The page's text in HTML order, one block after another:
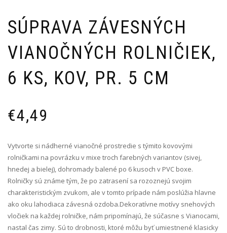
SÚPRAVA ZÁVESNÝCH
VIANOČNÝCH ROLNIČIEK,
6 KS, KOV, PR. 5 CM
€4,49
Vytvorte si nádherné vianočné prostredie s týmito kovovými
rolničkami na povrázku v mixe troch farebných variantov (sivej,
hnedej a bielej), dohromady balené po 6 kusoch v PVC boxe.
Rolničky sú známe tým, že po zatrasení sa rozoznejú svojim
charakteristickým zvukom, ale v tomto prípade nám poslúžia hlavne
ako oku lahodiaca závesná ozdoba.Dekoratívne motívy snehových
vločiek na každej rolničke, nám pripomínajú, že súčasne s Vianocami,
nastal čas zimy. Sú to drobnosti, ktoré môžu byť umiestnené klasicky